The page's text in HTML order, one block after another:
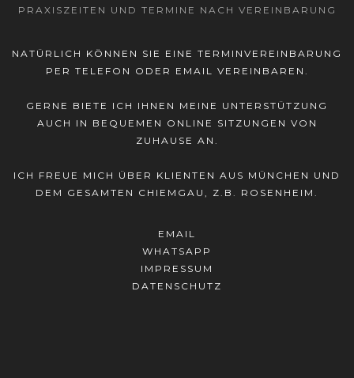
PRAXISZEITEN UND TERMINE NACH VEREINBARUNG
NATÜRLICH KÖNNEN SIE EINE TERMINVEREINBARUNG
PER TELEFON ODER EMAIL VEREINBAREN.
GERNE BIETE ICH IHNEN MEINE UNTERSTÜTZUNG
AUCH IN BEQUEMEN ONLINE SITZUNGEN VON
ZUHAUSE AN.
ICH FREUE MICH ÜBER KLIENTEN AUS MÜNCHEN UND
DEM GESAMTEN CHIEMGAU, Z.B. ROSENHEIM.
EMAIL
WHATSAPP
IMPRESSUM
DATENSCHUTZ